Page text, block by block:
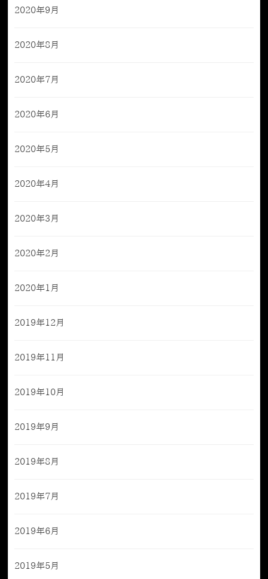
2020年9月
2020年8月
2020年7月
2020年6月
2020年5月
2020年4月
2020年3月
2020年2月
2020年1月
2019年12月
2019年11月
2019年10月
2019年9月
2019年8月
2019年7月
2019年6月
2019年5月